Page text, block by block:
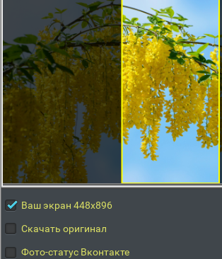
Ваш экран 448x896
Скачать оригинал
Фото-статус Вконтакте